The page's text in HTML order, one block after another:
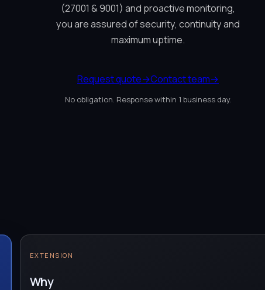
(27001 & 9001) and proactive monitoring,
you are assured of security, continuity and
maximum uptime.
Request quote→Contact team→
No obligation. Response within 1 business day.
EXTENSION
Why